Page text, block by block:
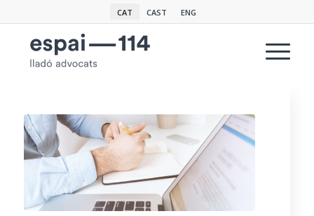
CAT CAST ENG